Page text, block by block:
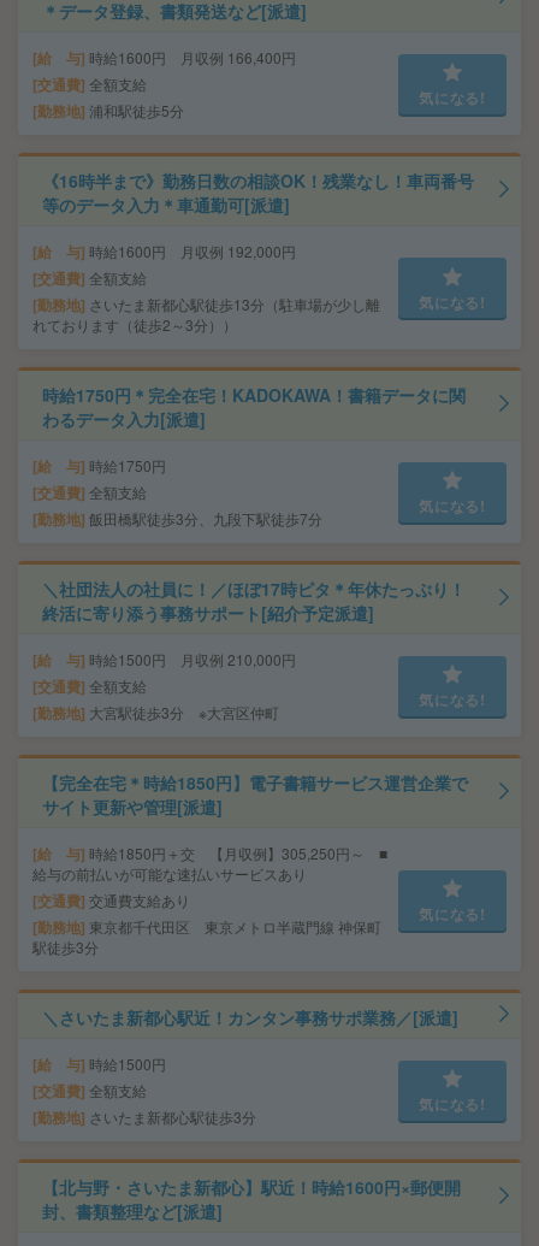
＊データ登録、書類発送など[派遣]
給 与 時給1600円 月収例 166,400円
交通費 全額支給
勤務地 浦和駅徒歩5分
気になる!
《16時半まで》勤務日数の相談OK！残業なし！車両番号
等のデータ入力＊車通勤可[派遣]
給 与 時給1600円 月収例 192,000円
交通費 全額支給
勤務地 さいたま新都心駅徒歩13分（駐車場が少し離
れております（徒歩2～3分））
気になる!
時給1750円＊完全在宅！KADOKAWA！書籍データに関
わるデータ入力[派遣]
給 与 時給1750円
交通費 全額支給
勤務地 飯田橋駅徒歩3分、九段下駅徒歩7分
気になる!
＼社団法人の社員に！／ほぼ17時ピタ＊年休たっぷり！
終活に寄り添う事務サポート[紹介予定派遣]
給 与 時給1500円 月収例 210,000円
交通費 全額支給
勤務地 大宮駅徒歩3分 ※大宮区仲町
気になる!
【完全在宅＊時給1850円】電子書籍サービス運営企業で
サイト更新や管理[派遣]
給 与 時給1850円＋交 【月収例】305,250円～ ■
給与の前払いが可能な速払いサービスあり
交通費 交通費支給あり
勤務地 東京都千代田区 東京メトロ半蔵門線 神保町
駅徒歩3分
気になる!
＼さいたま新都心駅近！カンタン事務サポ業務／[派遣]
給 与 時給1500円
交通費 全額支給
勤務地 さいたま新都心駅徒歩3分
気になる!
【北与野・さいたま新都心】駅近！時給1600円×郵便開
封、書類整理など[派遣]